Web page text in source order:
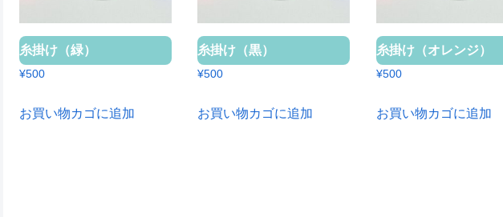
糸掛け（緑）
¥500
お買い物カゴに追加
糸掛け（黒）
¥500
お買い物カゴに追加
糸掛け（オレンジ）
¥500
お買い物カゴに追加